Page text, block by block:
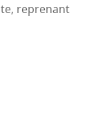
reprenant